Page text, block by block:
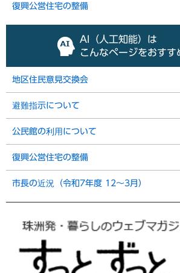
復興公営住宅の整備
AI（人工知能）は
こんなページをおすす
地区住民意見交換会
避難指示について
公民館の利用について
復興公営住宅の整備
市長の近況（令和7年度 12～3月）